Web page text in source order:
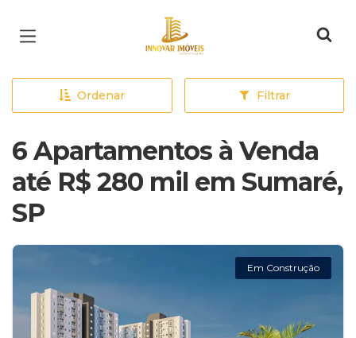
Página inicial
Ordenar Filtrar
6 Apartamentos à Venda
até R$ 280 mil em Sumaré,
SP
Em Construção